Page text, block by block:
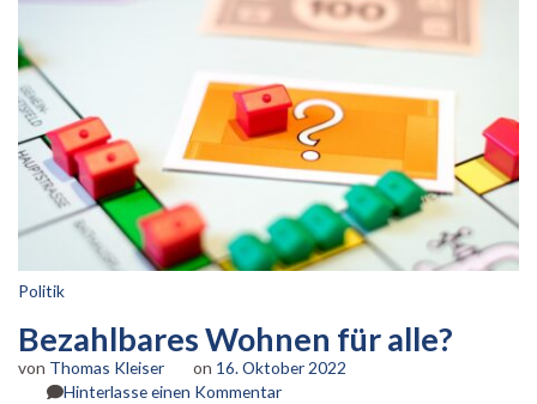
Politik
Bezahlbares Wohnen für alle?
von Thomas Kleiser on 16. Oktober 2022
Hinterlasse einen Kommentarzu